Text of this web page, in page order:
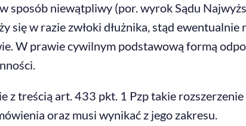
sposób niewątpliwy (por. wyrok Sądu
się w razie zwłoki dłużnika, stąd
W prawie cywilnym podstawową formą
z treścią art. 433 pkt. 1 Pzp takie
oraz musi wynikać z jego zakresu.